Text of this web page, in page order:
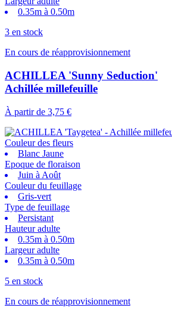
0.35m à 0.50m
3 en stock
En cours de réapprovisionnement
ACHILLEA 'Sunny Seduction'
Achillée millefeuille
À partir de 3,75 €
Couleur des fleurs
Blanc Jaune
Epoque de floraison
Juin à Août
Couleur du feuillage
Gris-vert
Type de feuillage
Persistant
Hauteur adulte
0.35m à 0.50m
Largeur adulte
0.35m à 0.50m
5 en stock
En cours de réapprovisionnement